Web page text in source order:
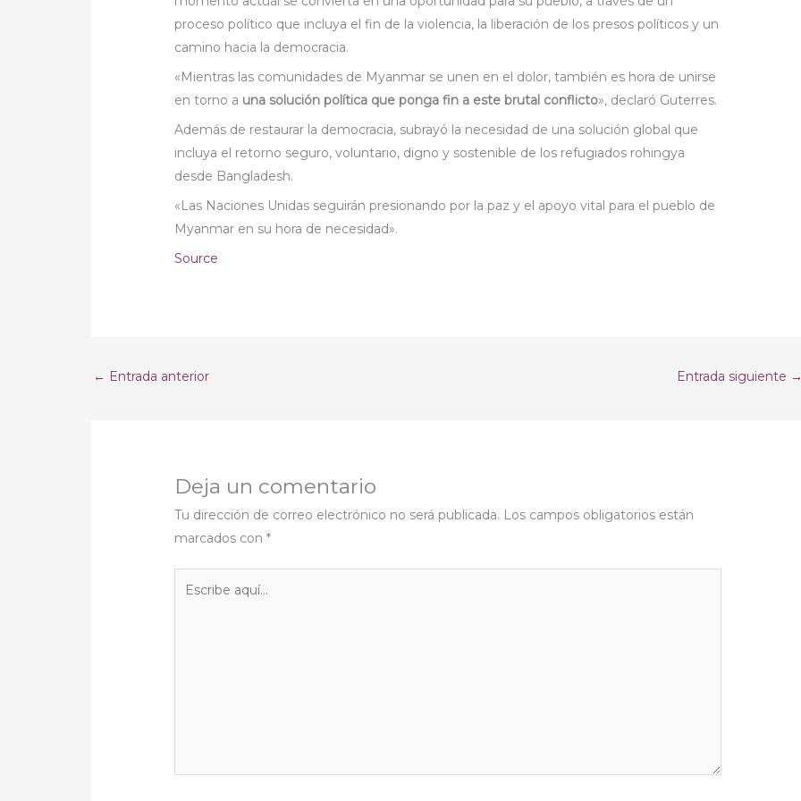
proceso político que incluya el fin de la violencia, la liberación de los presos políticos y un
camino hacia la democracia.
«Mientras las comunidades de Myanmar se unen en el dolor, también es hora de unirse
en torno a una solución política que ponga fin a este brutal conflicto», declaró Guterres.
Además de restaurar la democracia, subrayó la necesidad de una solución global que
incluya el retorno seguro, voluntario, digno y sostenible de los refugiados rohingya
desde Bangladesh.
«Las Naciones Unidas seguirán presionando por la paz y el apoyo vital para el pueblo de
Myanmar en su hora de necesidad».
Source
← Entrada anterior Entrada siguiente
Deja un comentario
Tu dirección de correo electrónico no será publicada. Los campos obligatorios están
marcados con*